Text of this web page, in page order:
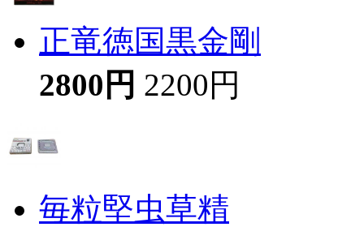
正竜徳国黒金剛
2800円 2200円
毎粒堅虫草精